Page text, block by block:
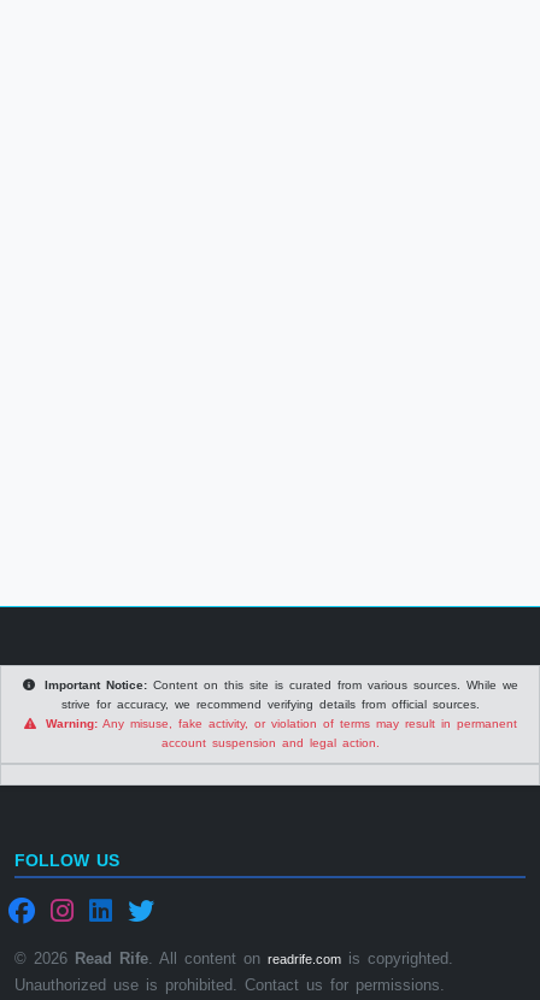
Important Notice:Content on this site is curated from various sources. While we
strive for accuracy, we recommend verifying details from official sources.
Warning:Any misuse, fake activity, or violation of terms may result in permanent
account suspension and legal action.
FOLLOW US
© 2026 Read Rife. All content on readrife.com is copyrighted.
Unauthorized use is prohibited. Contact us for permissions.